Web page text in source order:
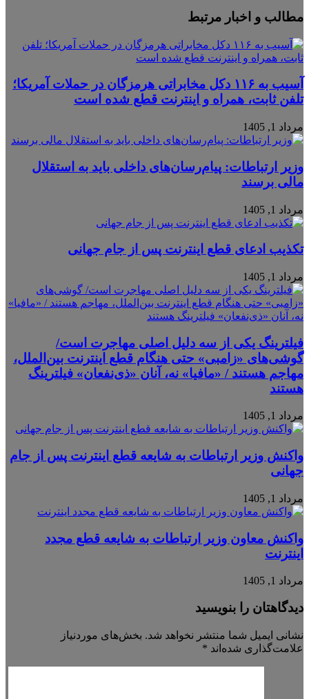
بوک
آپ
مطالب و اخبار مرتبط
آسیب به ۱۱۶ دکل مخابراتی هرمزگان در حملات آمریکا؛
تلفن ثابت، همراه و اینترنت ‌قطع شده است
مرداد 1, 1405
وزیر ارتباطات: پیام‌رسان‌های داخلی باید به استقلال
مالی برسند
مرداد 1, 1405
تکذیب ادعای قطع اینترنت پس از جام جهانی
مرداد 1, 1405
فیلترینگ یکی از سه دلیل اصلی مهاجرت است/
گوشی‌های «زامبی» حتی هنگام قطع اینترنت بین‌الملل،
مهاجم هستند / «مافیا» نه، آنان «ذی‌نفعان» فیلترینگ
هستند
مرداد 1, 1405
واکنش وزیر ارتباطات به شایعه قطع اینترنت پس از جام
جهانی
مرداد 1, 1405
واکنش معاون وزیر ارتباطات به شایعه قطع مجدد
اینترنت
مرداد 1, 1405
دیدگاهتان را بنویسید
نشانی ایمیل شما منتشر نخواهد شد. بخش‌های موردنیاز
علامت‌گذاری شده‌اند *